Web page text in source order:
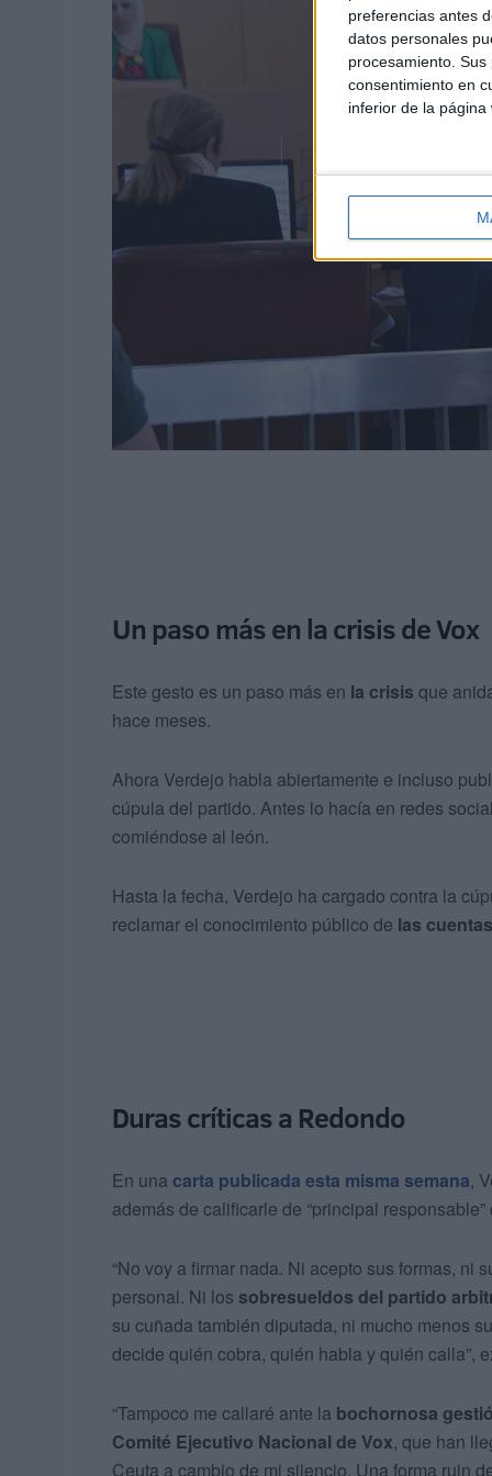
preferencias antes
datos personales
procesamiento.
consentimiento en
inferior de la página
Un paso más en la crisis de Vox
Este gesto es un paso más en la crisis que
hace meses.
Ahora Verdejo habla abiertamente e incluso
cúpula del partido. Antes lo hacía en redes
comiéndose al león.
Hasta la fecha, Verdejo ha cargado contra la
reclamar el conocimiento público de las
Duras críticas a Redondo
En una carta publicada esta misma semana,
además de calificarle de “principal responsable”
“No voy a firmar nada. Ni acepto sus formas, ni
personal. Ni los sobresueldos del partido
su cuñada también diputada, ni mucho menos
decide quién cobra, quién habla y quién calla”,
“Tampoco me callaré ante la bochornosa
Comité Ejecutivo Nacional de Vox, que han
Ceuta a cambio de mi silencio. Una forma ruin